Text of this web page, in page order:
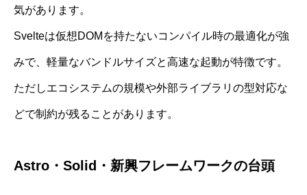
気があります。
Svelteは仮想DOMを持たないコンパイル時の最適化が強
みで、軽量なバンドルサイズと高速な起動が特徴です。
ただしエコシステムの規模や外部ライブラリの型対応な
どで制約が残ることがあります。
Astro・Solid・新興フレームワークの台頭